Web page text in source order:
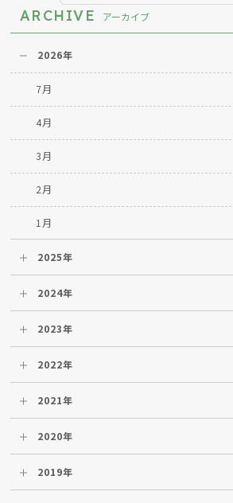
ARCHIVE アーカイブ
2026年
7月
4月
3月
2月
1月
2025年
2024年
2023年
2022年
2021年
2020年
2019年